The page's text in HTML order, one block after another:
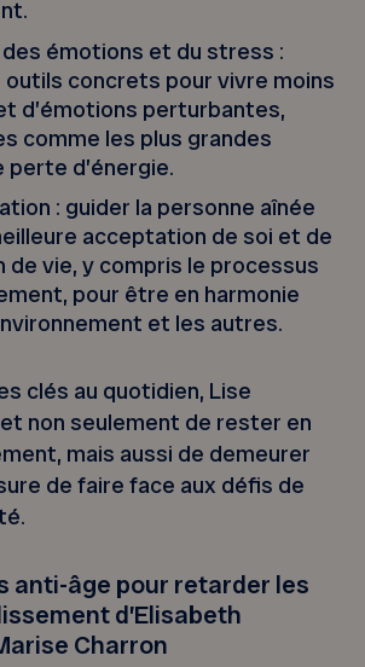
émotions et du stress :
concrets pour vivre moins
d’émotions perturbantes,
comme les plus grandes
perte d’énergie.
: guider la personne aînée
acceptation de soi et de
de vie, y compris le processus
pour être en harmonie
et les autres.
clés au quotidien, Lise
non seulement de rester en
mais aussi de demeurer
de faire face aux défis de
anti-âge pour retarder les
d’Elisabeth
Charron